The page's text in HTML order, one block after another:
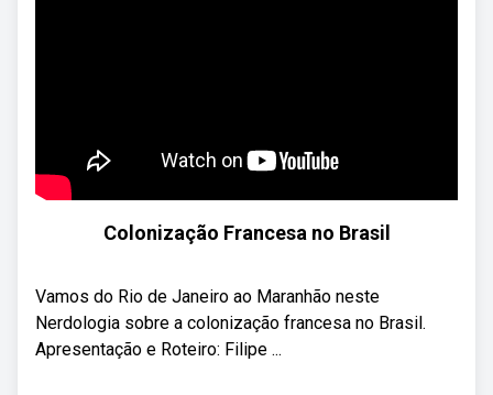
Colonização Francesa no Brasil
Vamos do Rio de Janeiro ao Maranhão neste
Nerdologia sobre a colonização francesa no Brasil.
Apresentação e Roteiro: Filipe ...